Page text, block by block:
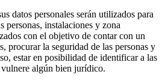
datos personales serán utilizados para
personas, instalaciones y zona
con el objetivo de contar con un
procurar la seguridad de las personas y
estar en posibilidad de identificar a las
vulnere algún bien jurídico.